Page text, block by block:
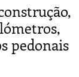
pedonais